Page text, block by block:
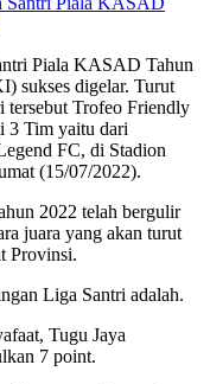
Piala KASAD Tahun
sukses digelar. Turut
tersebut Trofeo Friendly
3 Tim yaitu dari
FC, di Stadion
(15/07/2022).
2022 telah bergulir
juara yang akan turut
Provinsi.
Liga Santri adalah.
Tugu Jaya
7 point.